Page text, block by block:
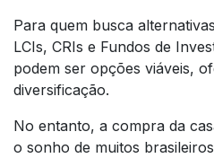
Para quem busca
LCIs, CRIs e Fundos de
podem ser opções viáveis,
diversificação.
No entanto, a compra da
o sonho de muitos